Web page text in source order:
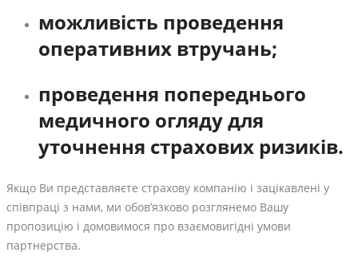
можливість проведення
оперативних втручань;
проведення попереднього
медичного огляду для
уточнення страхових ризиків.
Якщо Ви представляєте страхову компанію і зацікавлені у
співпраці з нами, ми обов’язково розглянемо Вашу
пропозицію і домовимося про взаємовигідні умови
партнерства.